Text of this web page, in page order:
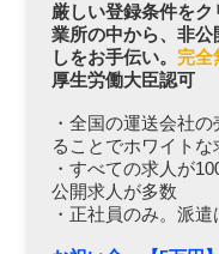
厳しい登録条件を
業所の中から、非
しをお手伝い。 完全
厚生労働大臣認可
・全国の運送会社
ることでホワイト
・すべての求人が
公開求人が多数
・正社員のみ。派